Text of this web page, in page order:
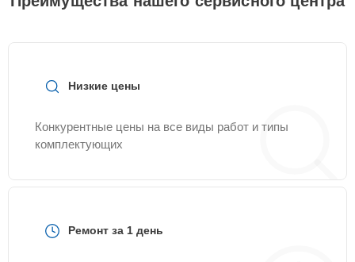
Низкие цены
Конкурентные цены на все виды работ и типы
комплектующих
Ремонт за 1 день